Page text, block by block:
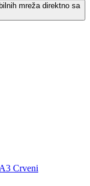
mreža direktno sa
Crveni